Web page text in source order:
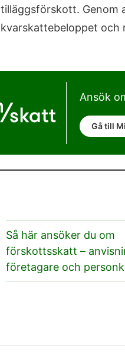
tilläggsförskott. Genom
kvarskattebeloppet och
Ansök
Gå till
Så här ansöker du om
förskottsskatt –
företagare och